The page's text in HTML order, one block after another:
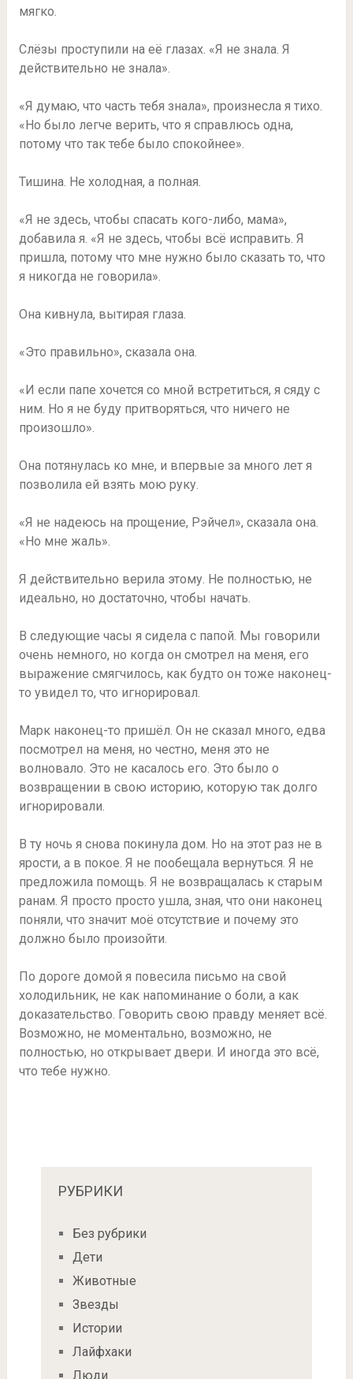
мягко.
Слёзы проступили на её глазах. «Я не знала. Я
действительно не знала».
«Я думаю, что часть тебя знала», произнесла я тихо.
«Но было легче верить, что я справлюсь одна,
потому что так тебе было спокойнее».
Тишина. Не холодная, а полная.
«Я не здесь, чтобы спасать кого-либо, мама»,
добавила я. «Я не здесь, чтобы всё исправить. Я
пришла, потому что мне нужно было сказать то, что
я никогда не говорила».
Она кивнула, вытирая глаза.
«Это правильно», сказала она.
«И если папе хочется со мной встретиться, я сяду с
ним. Но я не буду притворяться, что ничего не
произошло».
Она потянулась ко мне, и впервые за много лет я
позволила ей взять мою руку.
«Я не надеюсь на прощение, Рэйчел», сказала она.
«Но мне жаль».
Я действительно верила этому. Не полностью, не
идеально, но достаточно, чтобы начать.
В следующие часы я сидела с папой. Мы говорили
очень немного, но когда он смотрел на меня, его
выражение смягчилось, как будто он тоже наконец-
то увидел то, что игнорировал.
Марк наконец-то пришёл. Он не сказал много, едва
посмотрел на меня, но честно, меня это не
волновало. Это не касалось его. Это было о
возвращении в свою историю, которую так долго
игнорировали.
В ту ночь я снова покинула дом. Но на этот раз не в
ярости, а в покое. Я не пообещала вернуться. Я не
предложила помощь. Я не возвращалась к старым
ранам. Я просто просто ушла, зная, что они наконец
поняли, что значит моё отсутствие и почему это
должно было произойти.
По дороге домой я повесила письмо на свой
холодильник, не как напоминание о боли, а как
доказательство. Говорить свою правду меняет всё.
Возможно, не моментально, возможно, не
полностью, но открывает двери. И иногда это всё,
что тебе нужно.
РУБРИКИ
Без рубрики
Дети
Животные
Звезды
Истории
Лайфхаки
Люди